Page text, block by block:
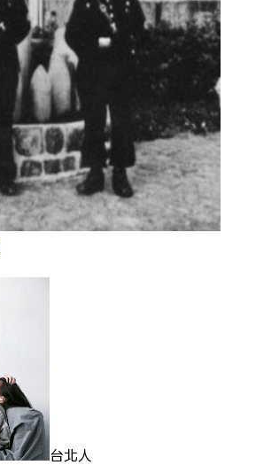
台北人